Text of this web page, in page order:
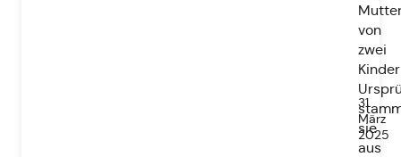
31.
März
2025
von
zwei
sie
aus